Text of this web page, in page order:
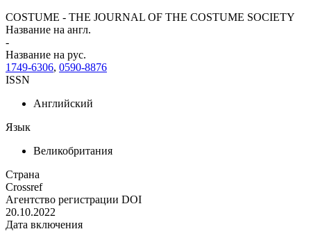
COSTUME - THE JOURNAL OF THE COSTUME SOCIETY
Название на англ.
-
Название на рус.
1749-6306, 0590-8876
ISSN
Английский
Язык
Великобритания
Страна
Crossref
Агентство регистрации DOI
20.10.2022
Дата включения